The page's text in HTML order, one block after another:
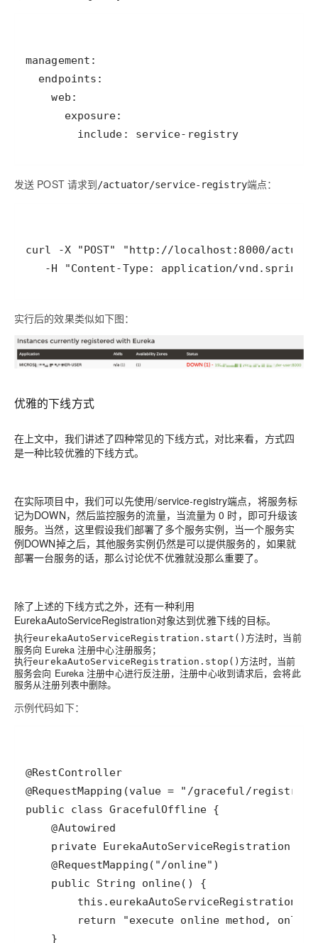
        include: service-registry
发送 POST 请求到/actuator/service-registry端点：
-H "Content-Type: application/vnd.spring-
实行后的效果类似如下图：
优雅的下线方式
在上文中，我们讲述了四种常见的下线方式，对比来看，方式四
是一种比较优雅的下线方式。
在实际项目中，我们可以先使用/service-registry端点，将服务标
记为DOWN，然后监控服务的流量，当流量为 0 时，即可升级该
服务。当然，这里假设我们部署了多个服务实例，当一个服务实
例DOWN掉之后，其他服务实例仍然是可以提供服务的，如果就
部署一台服务的话，那么讨论优不优雅就没那么重要了。
除了上述的下线方式之外，还有一种利用
EurekaAutoServiceRegistration对象达到优雅下线的目标。
执行eurekaAutoServiceRegistration.start()方法时，当前
服务向 Eureka 注册中心注册服务；
执行eurekaAutoServiceRegistration.stop() 方法时，当前
服务会向 Eureka 注册中心进行反注册，注册中心收到请求后，会将此
服务从注册列表中删除。
示例代码如下：